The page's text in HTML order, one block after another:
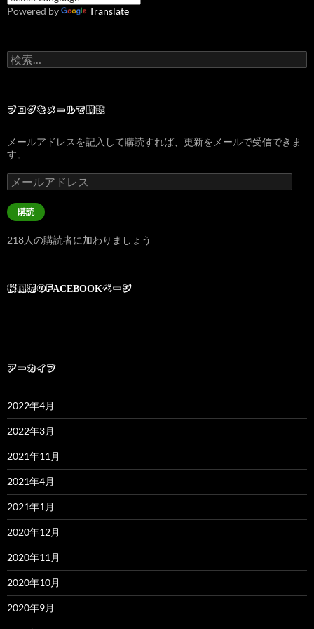
Powered by Translate
検
索:
ブログをメールで購読
メールアドレスを記入して購読すれば、更新をメールで受信できま
す。
メ
ー
ル
ア
レ
購読
218人の購読者に加わりましょう
桜風涼のFACEBOOKページ
アーカイブ
2022年4月
2022年3月
2021年11月
2021年4月
2021年1月
2020年12月
2020年11月
2020年10月
2020年9月